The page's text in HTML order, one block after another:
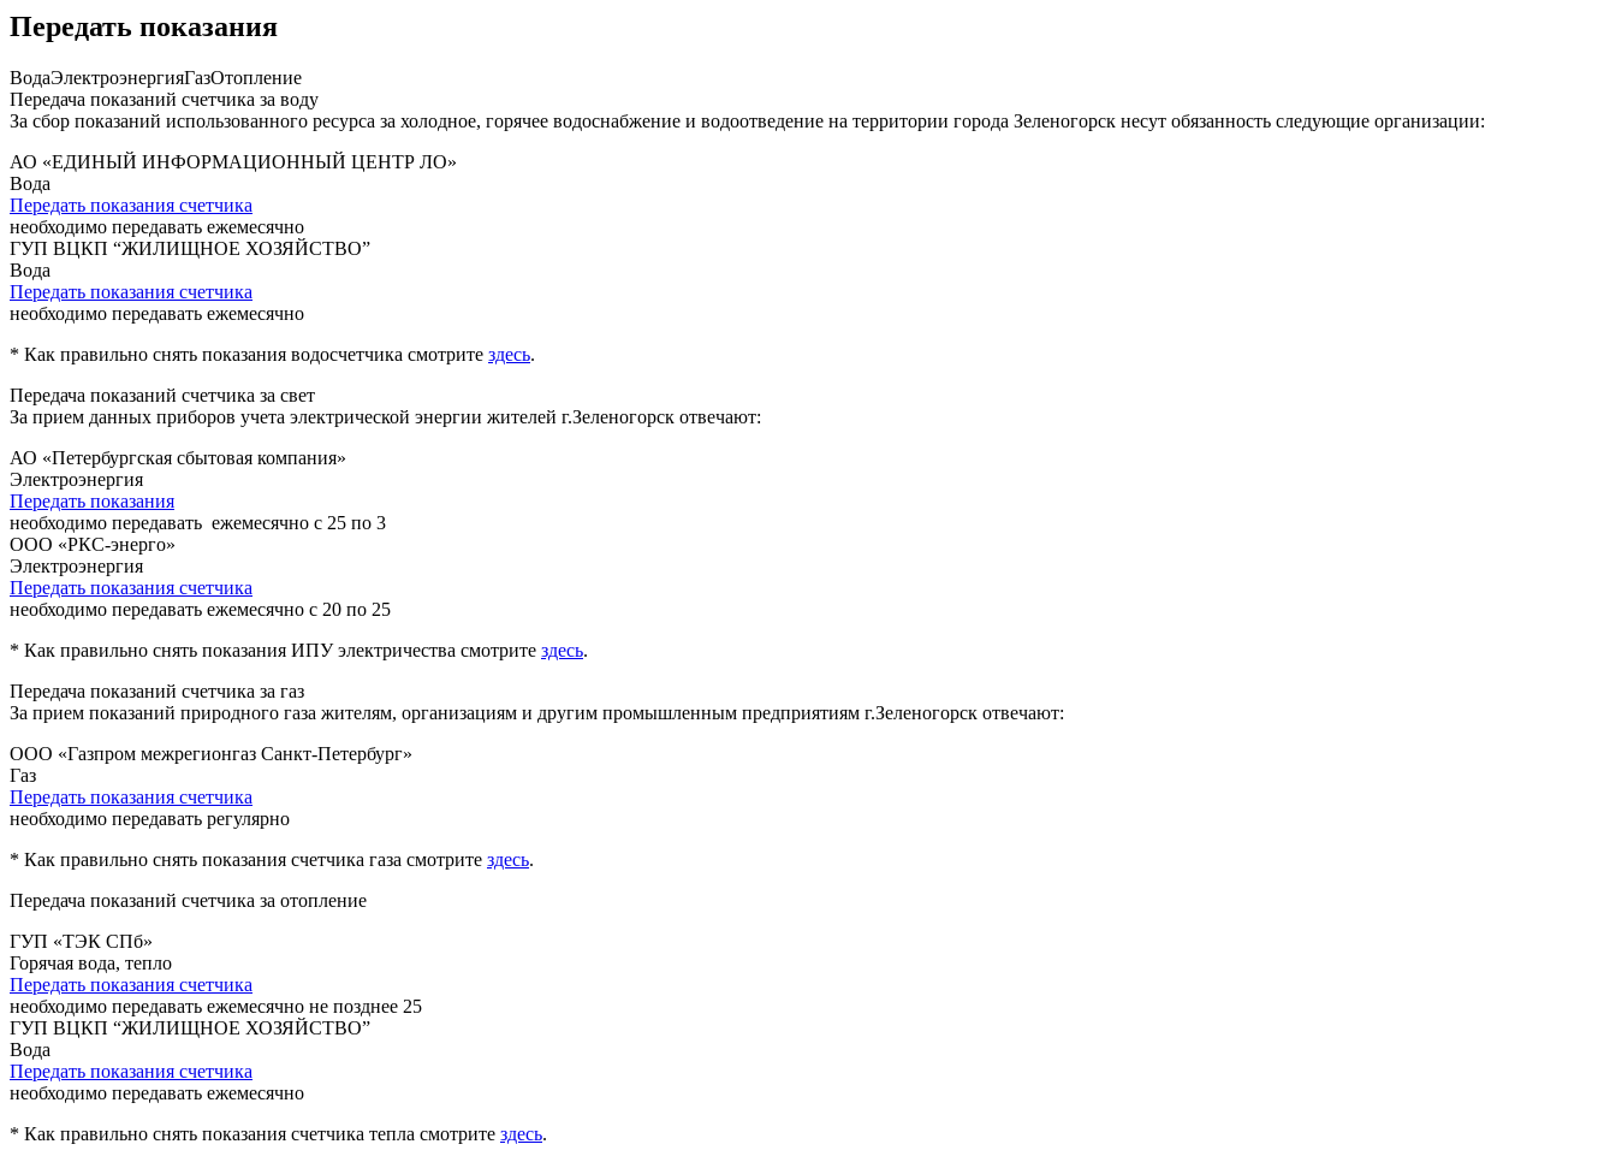
Передать показания
ВодаЭлектроэнергияГазОтопление
Передача показаний счетчика за воду
За сбор показаний использованного ресурса за холодное, горячее водоснабжение и водоотведение на территории города Зеленогорск несут обязанность следующие организации:
АО «ЕДИНЫЙ ИНФОРМАЦИОННЫЙ ЦЕНТР ЛО»
Вода
Передать показания счетчика
необходимо передавать ежемесячно
ГУП ВЦКП “ЖИЛИЩНОЕ ХОЗЯЙСТВО”
Вода
Передать показания счетчика
необходимо передавать ежемесячно
* Как правильно снять показания водосчетчика смотрите здесь.
Передача показаний счетчика за свет
За прием данных приборов учета электрической энергии жителей г.Зеленогорск отвечают:
АО «Петербургская сбытовая компания»
Электроэнергия
Передать показания
необходимо передавать ежемесячно с 25 по 3
ООО «РКС-энерго»
Электроэнергия
Передать показания счетчика
необходимо передавать ежемесячно с 20 по 25
* Как правильно снять показания ИПУ электричества смотрите здесь.
Передача показаний счетчика за газ
За прием показаний природного газа жителям, организациям и другим промышленным предприятиям г.Зеленогорск отвечают:
ООО «Газпром межрегионгаз Санкт-Петербург»
Газ
Передать показания счетчика
необходимо передавать регулярно
* Как правильно снять показания счетчика газа смотрите здесь.
Передача показаний счетчика за отопление
ГУП «ТЭК СПб»
Горячая вода, тепло
Передать показания счетчика
необходимо передавать ежемесячно не позднее 25
ГУП ВЦКП “ЖИЛИЩНОЕ ХОЗЯЙСТВО”
Вода
Передать показания счетчика
необходимо передавать ежемесячно
* Как правильно снять показания счетчика тепла смотрите здесь.